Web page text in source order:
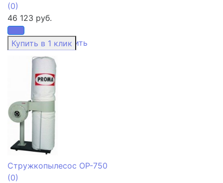
избранное сравнить
(0)
46 123 руб.
Стружкопылесос OP-750
(0)